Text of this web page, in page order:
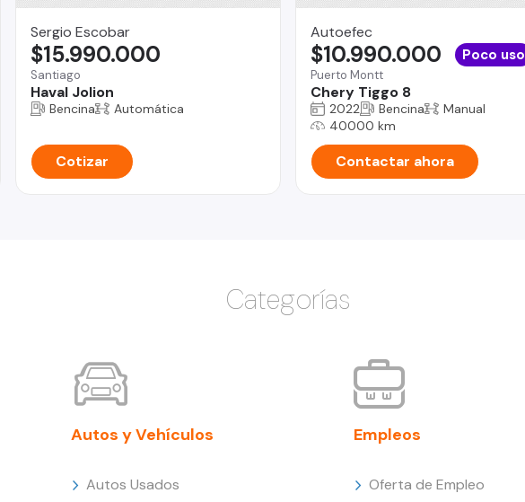
Sergio Escobar
Santiago
Haval Jolion
$15.990.000
Bencina Automática
Cotizar
Autoefec
Puerto Montt
Chery Tiggo 8
$10.990.000 Poco uso
2022 Bencina
Manual
40000 km
Contactar ahora
Categorías
Autos y Vehículos
Autos Usados
Empleos
Oferta de Empleo